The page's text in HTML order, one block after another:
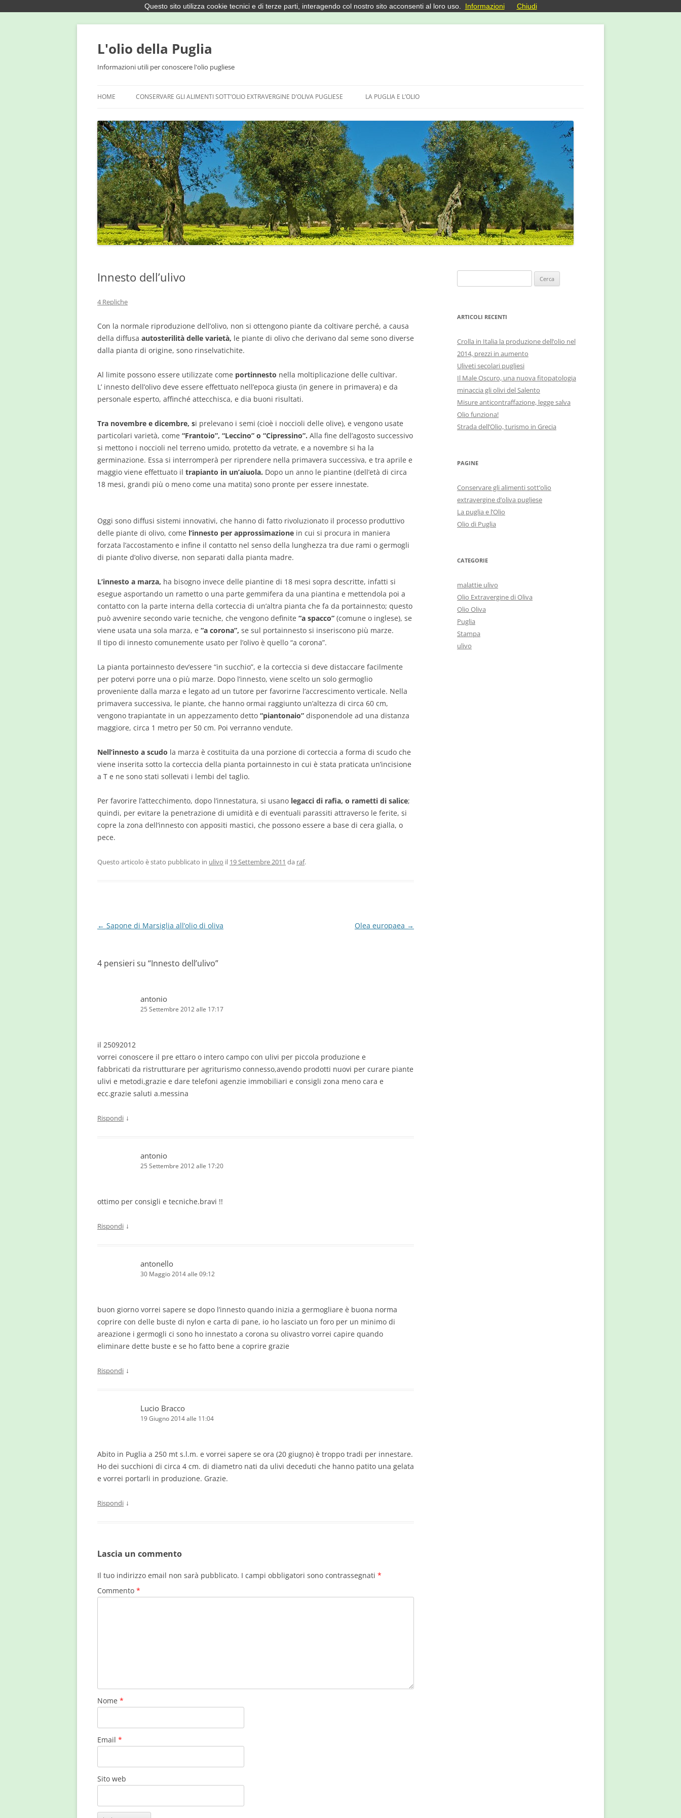
Vai
contenuto
L'olio della Puglia
Informazioni utili per conoscere l'olio pugliese
HOME CONSERVARE GLI ALIMENTI SOTT’OLIO EXTRAVERGINE D’OLIVA PUGLIESE LA PUGLIA E L’OLIO
Innesto dell’ulivo
4 Repliche
Con la normale riproduzione dell’olivo, non si ottengono piante da coltivare perché, a causa
della diffusa autosterilità delle varietà, le piante di olivo che derivano dal seme sono diverse
dalla pianta di origine, sono rinselvatichite.
Al limite possono essere utilizzate come portinnesto nella moltiplicazione delle cultivar.
L’ innesto dell’olivo deve essere effettuato nell’epoca giusta (in genere in primavera) e da
personale esperto, affinché attecchisca, e dia buoni risultati.
Tra novembre e dicembre, si prelevano i semi (cioè i noccioli delle olive), e vengono usate
particolari varietà, come “Frantoio”, “Leccino” o “Cipressino”. Alla fine dell’agosto successivo
si mettono i noccioli nel terreno umido, protetto da vetrate, e a novembre si ha la
germinazione. Essa si interromperà per riprendere nella primavera successiva, e tra aprile e
maggio viene effettuato il trapianto in un’aiuola. Dopo un anno le piantine (dell’età di circa
18 mesi, grandi più o meno come una matita) sono pronte per essere innestate.
Oggi sono diffusi sistemi innovativi, che hanno di fatto rivoluzionato il processo produttivo
delle piante di olivo, come l’innesto per approssimazione in cui si procura in maniera
forzata l’accostamento e infine il contatto nel senso della lunghezza tra due rami o germogli
di piante d’olivo diverse, non separati dalla pianta madre.
L’innesto a marza, ha bisogno invece delle piantine di 18 mesi sopra descritte, infatti si
esegue asportando un rametto o una parte gemmifera da una piantina e mettendola poi a
contatto con la parte interna della corteccia di un’altra pianta che fa da portainnesto; questo
può avvenire secondo varie tecniche, che vengono definite “a spacco” (comune o inglese), se
viene usata una sola marza, e “a corona”, se sul portainnesto si inseriscono più marze.
Il tipo di innesto comunemente usato per l’olivo è quello “a corona”.
La pianta portainnesto dev’essere “in succhio”, e la corteccia si deve distaccare facilmente
per potervi porre una o più marze. Dopo l’innesto, viene scelto un solo germoglio
proveniente dalla marza e legato ad un tutore per favorirne l’accrescimento verticale. Nella
primavera successiva, le piante, che hanno ormai raggiunto un’altezza di circa 60 cm,
vengono trapiantate in un appezzamento detto “piantonaio” disponendole ad una distanza
maggiore, circa 1 metro per 50 cm. Poi verranno vendute.
Nell’innesto a scudo la marza è costituita da una porzione di corteccia a forma di scudo che
viene inserita sotto la corteccia della pianta portainnesto in cui è stata praticata un’incisione
a T e ne sono stati sollevati i lembi del taglio.
Per favorire l’attecchimento, dopo l’innestatura, si usano legacci di rafia, o rametti di salice;
quindi, per evitare la penetrazione di umidità e di eventuali parassiti attraverso le ferite, si
copre la zona dell’innesto con appositi mastici, che possono essere a base di cera gialla, o
pece.
Questo articolo è stato pubblicato in ulivo il 19 Settembre 2011 da raf.
Navigazione
← Sapone di Marsiglia all’olio di oliva Olea europaea →
4 pensieri su “Innesto dell’ulivo”
antonio
25 Settembre 2012 alle 17:17
il 25092012
vorrei conoscere il pre ettaro o intero campo con ulivi per piccola produzione e
fabbricati da ristrutturare per agriturismo connesso,avendo prodotti nuovi per curare piante
ulivi e metodi,grazie e dare telefoni agenzie immobiliari e consigli zona meno cara e
ecc.grazie saluti a.messina
Rispondi ↓
antonio
25 Settembre 2012 alle 17:20
ottimo per consigli e tecniche.bravi !!
Rispondi ↓
antonello
30 Maggio 2014 alle 09:12
buon giorno vorrei sapere se dopo l’innesto quando inizia a germogliare è buona norma
coprire con delle buste di nylon e carta di pane, io ho lasciato un foro per un minimo di
areazione i germogli ci sono ho innestato a corona su olivastro vorrei capire quando
eliminare dette buste e se ho fatto bene a coprire grazie
Rispondi ↓
Lucio Bracco
19 Giugno 2014 alle 11:04
Abito in Puglia a 250 mt s.l.m. e vorrei sapere se ora (20 giugno) è troppo tradi per innestare.
Ho dei succhioni di circa 4 cm. di diametro nati da ulivi deceduti che hanno patito una gelata
e vorrei portarli in produzione. Grazie.
Rispondi ↓
Lascia un commento
Il tuo indirizzo email non sarà pubblicato. I campi obbligatori sono contrassegnati *
Commento *
Nome *
Email *
Sito web
per:
ARTICOLI RECENTI
Crolla in Italia la produzione dell’olio nel
2014, prezzi in aumento
Uliveti secolari pugliesi
Il Male Oscuro, una nuova fitopatologia
minaccia gli olivi del Salento
Misure anticontraffazione, legge salva
Olio funziona!
Strada dell’Olio, turismo in Grecia
PAGINE
Conservare gli alimenti sott’olio
extravergine d’oliva pugliese
La puglia e l’Olio
Olio di Puglia
CATEGORIE
malattie ulivo
Olio Extravergine di Oliva
Olio Oliva
Puglia
Stampa
ulivo
Questo sito utilizza cookie tecnici e di terze parti, interagendo col nostro sito acconsenti al loro uso. Informazioni Chiudi